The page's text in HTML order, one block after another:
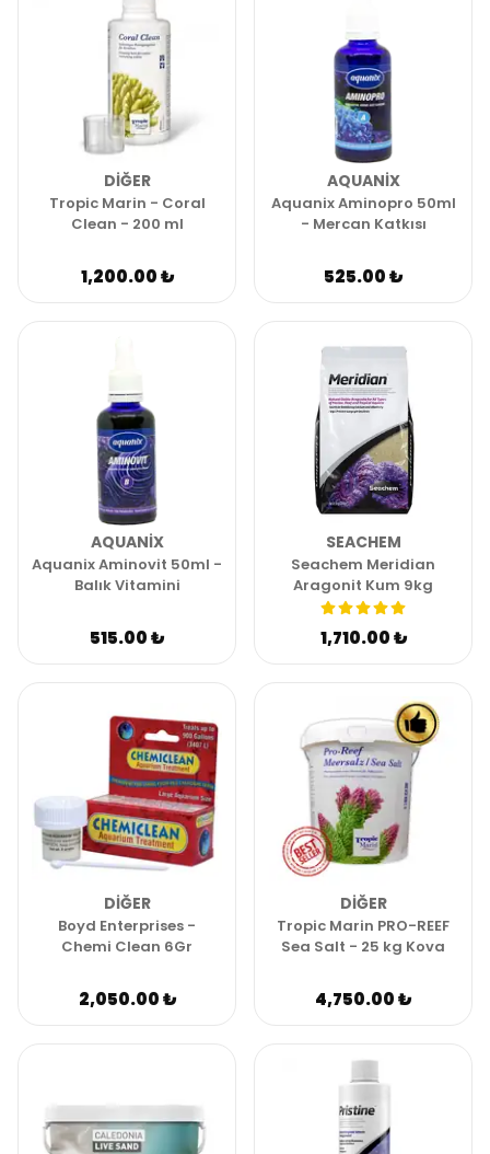
DIĞER
Tropic Marin - Coral
Clean - 200 ml
1,200.00 ₺
AQUANIX
Aquanix Aminopro 50ml
- Mercan Katkısı
525.00 ₺
AQUANIX
Aquanix Aminovit 50ml -
Balık Vitamini
515.00 ₺
SEACHEM
Seachem Meridian
Aragonit Kum 9kg
1,710.00 ₺
DIĞER
Boyd Enterprises -
Chemi Clean 6Gr
2,050.00 ₺
DIĞER
Tropic Marin PRO-REEF
Sea Salt - 25 kg Kova
4,750.00 ₺